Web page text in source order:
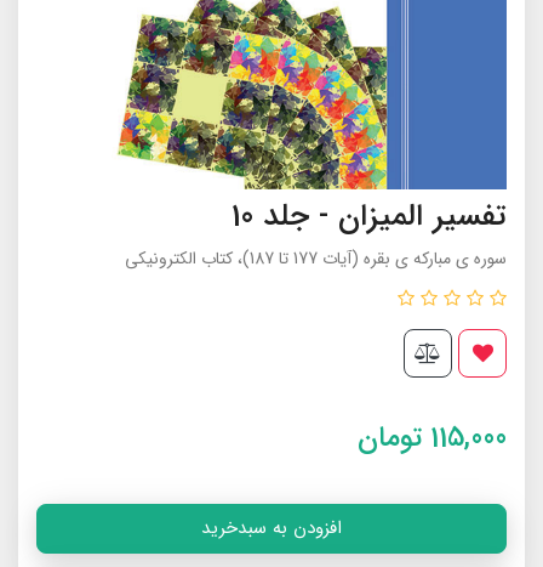
تفسیر المیزان - جلد 10
سوره ی مبارکه ی بقره (آيات 177 تا 187)، کتاب الکترونیکی
115,000 تومان
افزودن به سبدخرید